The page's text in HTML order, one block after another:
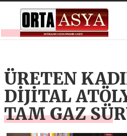
ÜRETEN
DİJİTAL
TAM GAZ